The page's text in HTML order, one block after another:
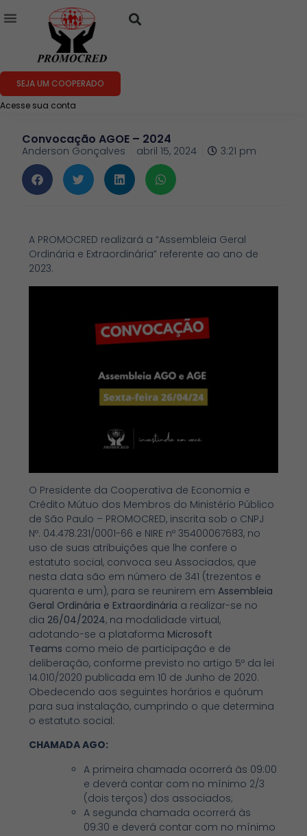
Acesse sua conta
SEJA UM COOPERADO
Convocação AGOE – 2024
Anderson Gonçalves abril 15, 2024 3:21 pm
A PROMOCRED realizará a “Assembleia Geral
Ordinária e Extraordinária” referente ao ano de
2023.
O Presidente da Cooperativa de Economia e
Crédito Mútuo dos Membros do Ministério Público
de São Paulo – PROMOCRED, inscrita sob o CNPJ
Nº. 04.478.231/0001-66 e NIRE nº 35400067683, no
uso de suas atribuições que lhe confere o
estatuto social, convoca seu Associados, que
nesta data são em número de 341 (trezentos e
quarenta e um), para se reunirem emAssembleia
Geral Ordinária e Extraordinária a realizar-se no
dia 26/04/2024, na modalidade virtual,
adotando-se a plataforma Microsoft
Teams como meio de participação e de
deliberação, conforme previsto no artigo 5º da lei
14.010/2020 publicada em 10 de Junho de 2020.
Obedecendo aos seguintes horários e quórum
para sua instalação, cumprindo o que determina
o estatuto social:
CHAMADA AGO:
A primeira chamada ocorrerá às 09:00
e deverá contar com no mínimo 2/3
(dois terços) dos associados;
A segunda chamada ocorrerá às
09:30 e deverá contar com no mínimo